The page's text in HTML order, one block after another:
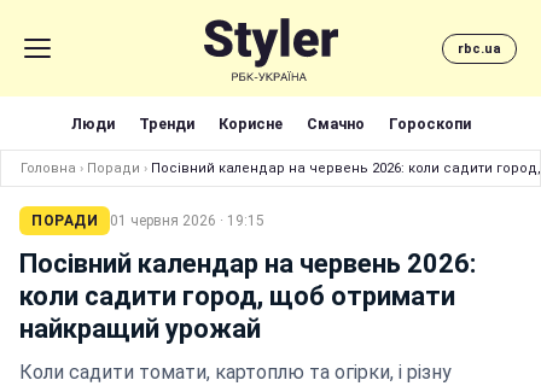
rbc.ua
Люди Тренди Корисне Смачно Гороскопи
Головна › Поради › Посівний календар на червень 2026: коли садити
ПОРАДИ 01 червня 2026 · 19:15
Посівний календар на червень 2026:
коли садити город, щоб отримати
найкращий урожай
Коли садити томати, картоплю та огірки, і різну